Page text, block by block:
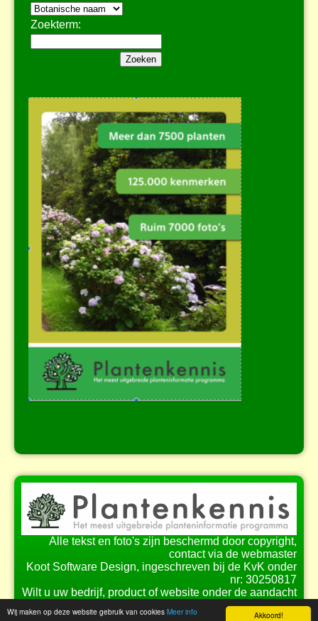
Akkoord!
Wij maken op deze website gebruik van cookies Meer info
Zoekterm:
Alle tekst en foto's zijn beschermd door copyright,
contact via de webmaster
Koot Software Design, ingeschreven bij de KvK onder
nr: 30250817
Wilt u uw bedrijf, product of website onder de aandacht
brengen bij onze bezoekers?
Bekijk demogelijkhedenvoor samenwerking.